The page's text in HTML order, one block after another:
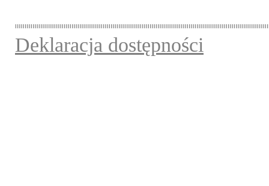
Deklaracja dostępności